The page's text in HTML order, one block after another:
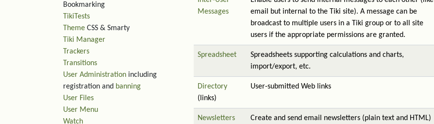
Messages
email but internal to the Tiki site). A message can be
broadcast to multiple users in a Tiki group or to all site
users if the appropriate permissions are granted.
Spreadsheet
Spreadsheets supporting calculations and charts,
import/export, etc.
Directory
(links)
User-submitted Web links
Newsletters Create and send email newsletters (plain text and HTML)
Bookmarking
TikiTests
Theme CSS & Smarty
Tiki Manager
Trackers
Transitions
User Administration including
registration and banning
User Files
User Menu
Watch